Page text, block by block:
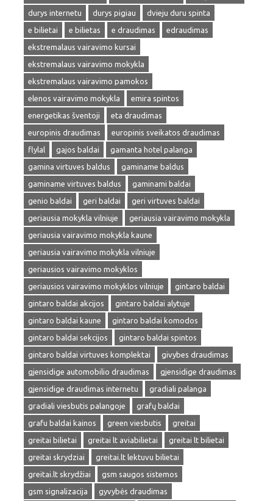
durys internetu
durys pigiau
dvieju duru spinta
e bilietai
e bilietas e draudimas
edraudimas
ekstremalaus vairavimo kursai
ekstremalaus vairavimo mokykla
ekstremalaus vairavimo pamokos
elenos vairavimo mokykla
emira spintos
energetikas šventoji
eta draudimas
europinis draudimas
europinis sveikatos draudimas
flylal
gajos baldai
gamanta hotel palanga
gamina virtuves baldus
gaminame baldus
gaminame virtuves baldus
gaminami baldai
genio baldai
geri baldai
geri virtuves baldai
geriausia mokykla vilniuje
geriausia vairavimo mokykla
geriausia vairavimo mokykla kaune
geriausia vairavimo mokykla vilniuje
geriausios vairavimo mokyklos
geriausios vairavimo mokyklos vilniuje
gintaro baldai
gintaro baldai akcijos
gintaro baldai alytuje
gintaro baldai kaune
gintaro baldai komodos
gintaro baldai sekcijos
gintaro baldai spintos
gintaro baldai virtuves komplektai
givybes draudimas
gjensidige automobilio draudimas
gjensidige draudimas
gjensidige draudimas internetu
gradiali palanga
gradiali viesbutis palangoje
grafų baldai
grafu baldai kainos
green viesbutis
greitai
greitai bilietai
greitai lt aviabilietai
greitai lt bilietai
greitai skrydziai
greitai.lt lektuvu bilietai
greitai.lt skrydžiai
gsm saugos sistemos
gsm signalizacija
gyvybės draudimas